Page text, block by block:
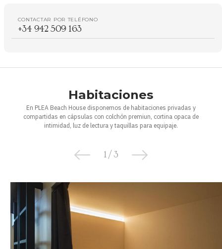
CONTACTAR POR TELÉFONO
+34 942 509 163
Habitaciones
En PLEA Beach House disponemos de habitaciones privadas y
compartidas en cápsulas con colchón premiun, cortina opaca de
intimidad, luz de lectura y taquillas para equipaje.
1/3